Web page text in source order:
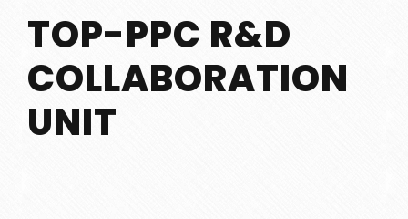
TOP-PPC R&D
COLLABORATION
UNIT